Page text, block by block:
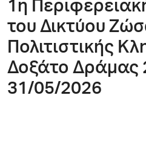
1η
του Δικτύου
Πολιτιστικής
Δοξάτο Δράμας
31/05/2026